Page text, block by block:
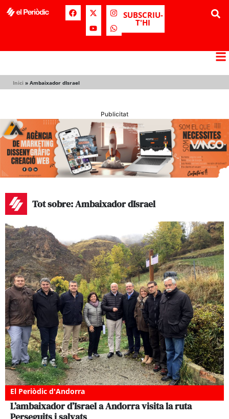
SUBSCRIU-
T'HI
Inici » Ambaixador dIsrael
Publicitat
Tot sobre: Ambaixador dIsrael
El Periòdic d'Andorra
L’ambaixador d’Israel a Andorra visita la ruta